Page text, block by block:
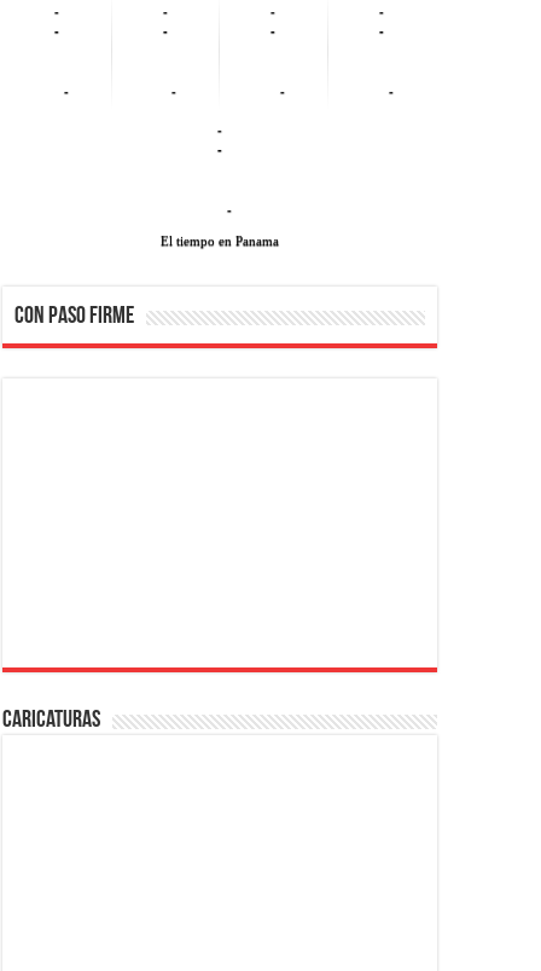
-
-
-
-
-
-
-
-
-
-
-
-
-
-
-
El tiempo en Panama
CON PASO FIRME
Caricaturas